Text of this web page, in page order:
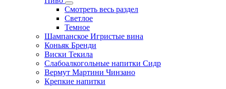
Смотреть весь раздел
Cветлое
Темное
Шампанское Игристые вина
Коньяк Бренди
Виски Текила
Слабоалкогольные напитки Сидр
Вермут Мартини Чинзано
Крепкие напитки